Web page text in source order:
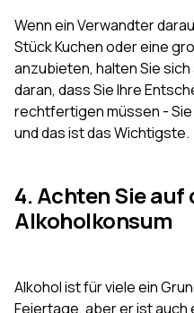
Wenn ein Verwandter
Stück Kuchen oder eine
anzubieten, halten Sie sich
daran, dass Sie Ihre
rechtfertigen müssen -
und das ist das Wichtigste.
4. Achten Sie auf
Alkoholkonsum
Alkohol ist für viele ein
Feiertage, aber er ist auch